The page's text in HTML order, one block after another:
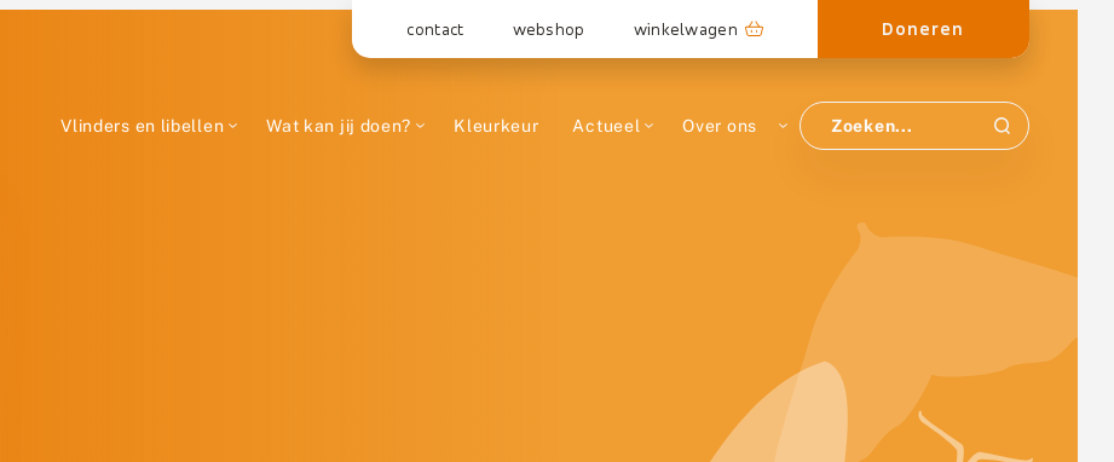
contact webshop winkelwagen Doneren
Vlinders en libellen Wat kan jij doen? Kleurkeur Actueel Over ons